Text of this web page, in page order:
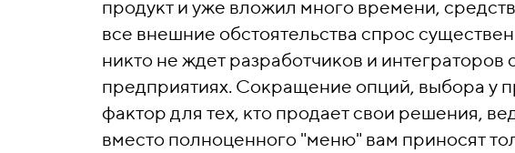
продукт и уже вложил много времени,
все внешние обстоятельства спрос
никто не ждет разработчиков и
предприятиях. Сокращение опций, выбора у
фактор для тех, кто продает свои решения,
вместо полноценного "меню" вам приносят